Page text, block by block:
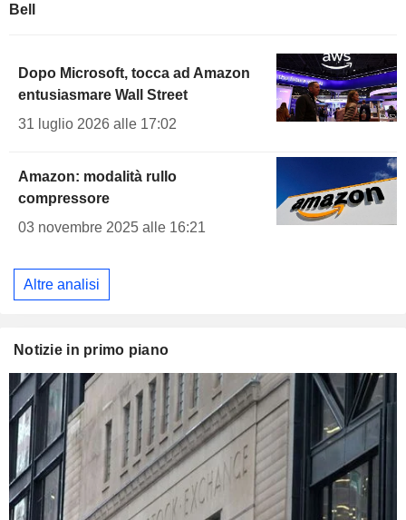
Bell
Dopo Microsoft, tocca ad Amazon
entusiasmare Wall Street
31 luglio 2026 alle 17:02
Amazon: modalità rullo
compressore
03 novembre 2025 alle 16:21
Altre analisi
Notizie in primo piano